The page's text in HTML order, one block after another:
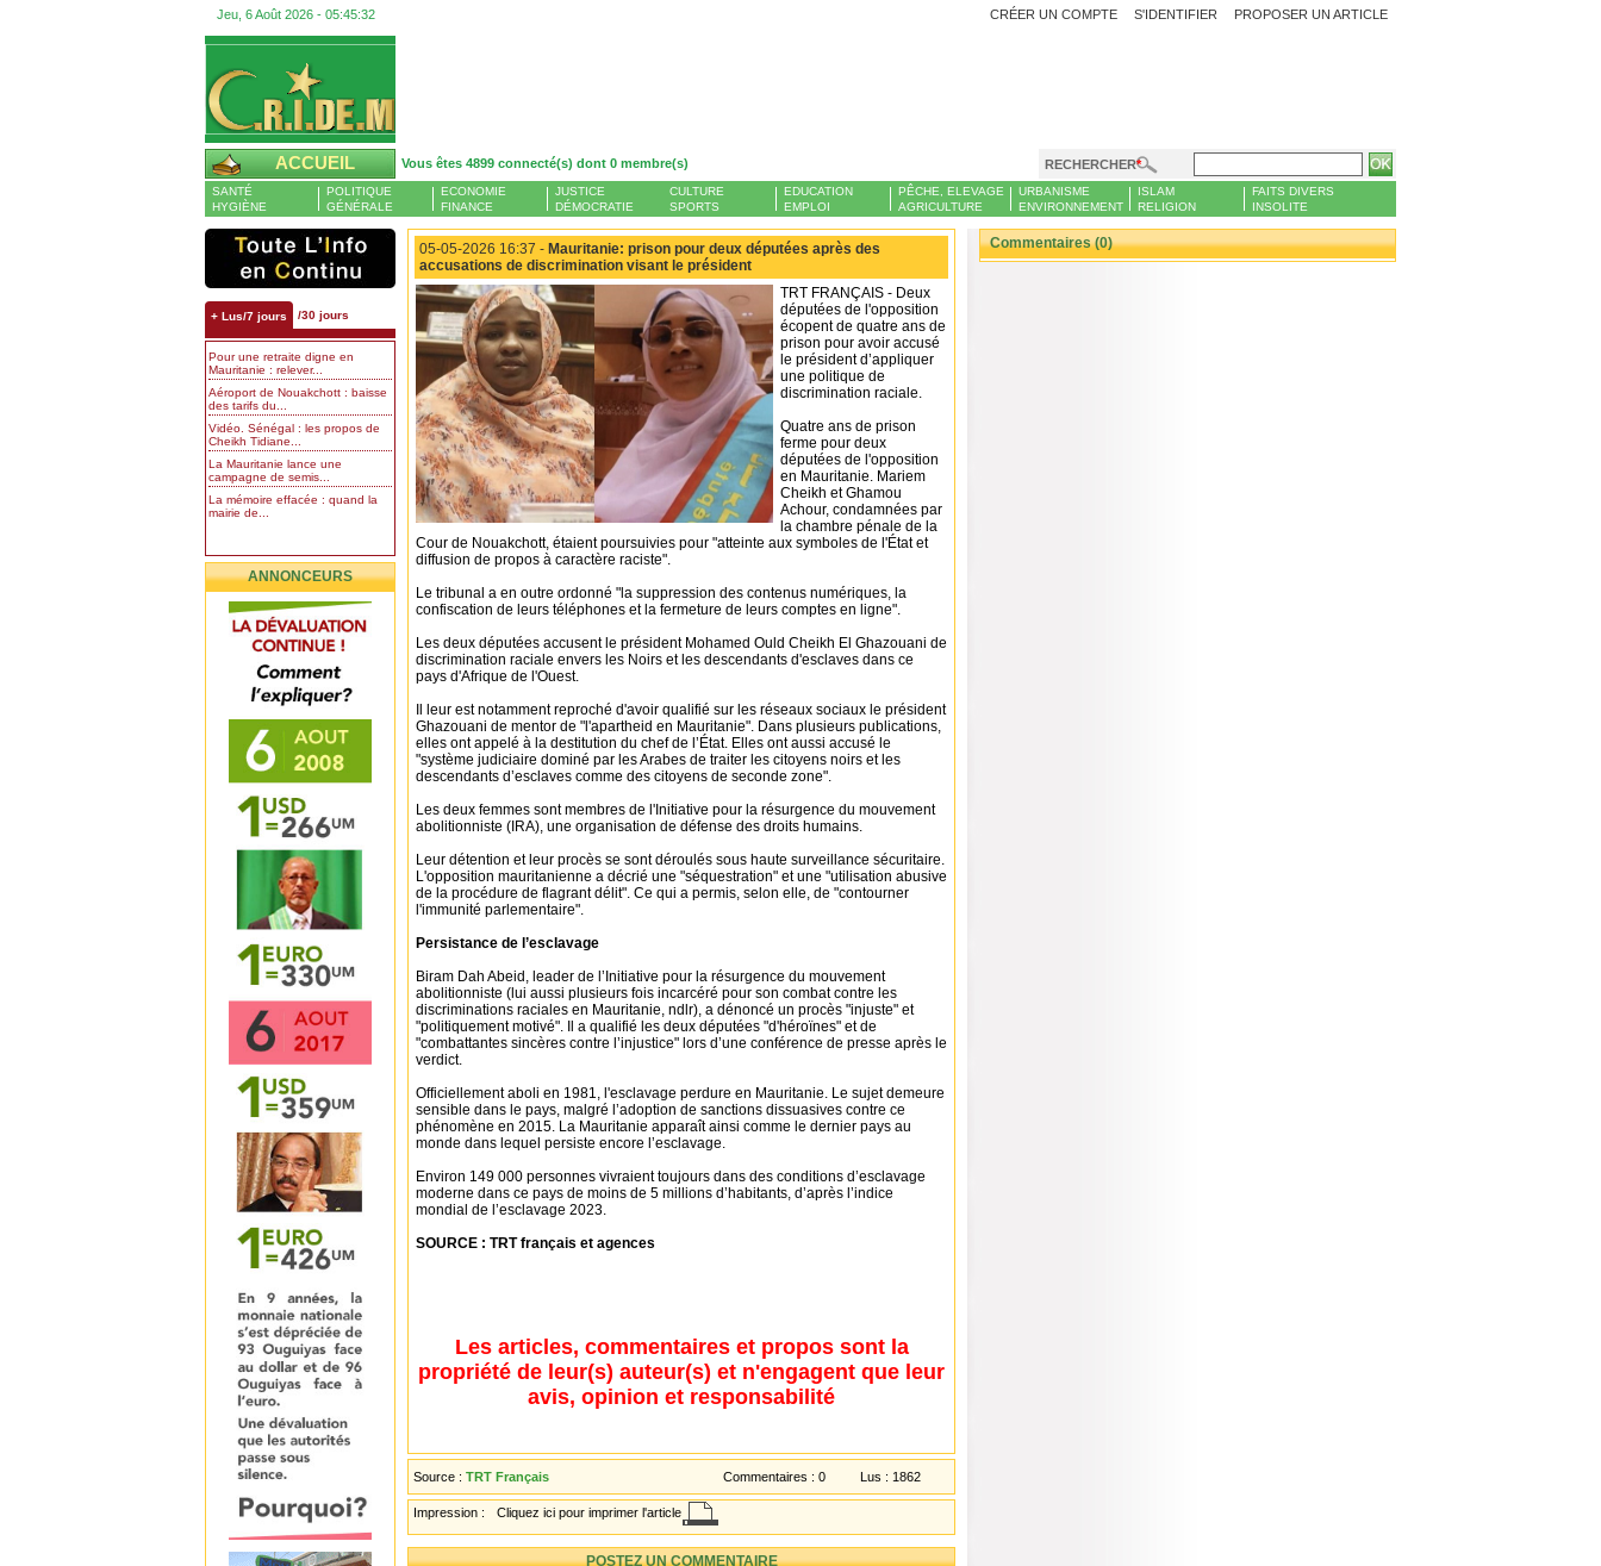
Jeu, 6 Août 2026 - 05:45:33 PROPOSER UN ARTICLE
CRÉER UN COMPTE S'IDENTIFIER
ACCUEIL Vous êtes 4899 connecté(s) dont 0 membre(s) RECHERCHER
SANTÉ
HYGIÈNE
POLITIQUE
GÉNÉRALE
ECONOMIE
FINANCE
JUSTICE
DÉMOCRATIE
CULTURE
SPORTS
EDUCATION
EMPLOI
PÊCHE, ELEVAGE
AGRICULTURE
URBANISME
ENVIRONNEMENT
ISLAM
RELIGION
FAITS DIVERS
INSOLITE
+ Lus/7 jours /30 jours
Pour une retraite digne en
Mauritanie : relever...
Aéroport de Nouakchott : baisse
des tarifs du...
Vidéo. Sénégal : les propos de
Cheikh Tidiane...
La Mauritanie lance une
campagne de semis...
La mémoire effacée : quand la
mairie de...
ANNONCEURS
05-05-2026 16:37 - Mauritanie: prison pour deux députées après des
accusations de discrimination visant le président
TRT FRANÇAIS - Deux
députées de l'opposition
écopent de quatre ans de
prison pour avoir accusé
le président d’appliquer
une politique de
discrimination raciale.
Quatre ans de prison
ferme pour deux
députées de l'opposition
en Mauritanie. Mariem
Cheikh et Ghamou
Achour, condamnées par
la chambre pénale de la
Cour de Nouakchott, étaient poursuivies pour "atteinte aux symboles de l'État et
diffusion de propos à caractère raciste".
Le tribunal a en outre ordonné "la suppression des contenus numériques, la
confiscation de leurs téléphones et la fermeture de leurs comptes en ligne".
Les deux députées accusent le président Mohamed Ould Cheikh El Ghazouani de
discrimination raciale envers les Noirs et les descendants d'esclaves dans ce
pays d'Afrique de l'Ouest.
Il leur est notamment reproché d'avoir qualifié sur les réseaux sociaux le président
Ghazouani de mentor de "l'apartheid en Mauritanie". Dans plusieurs publications,
elles ont appelé à la destitution du chef de l’État. Elles ont aussi accusé le
"système judiciaire dominé par les Arabes de traiter les citoyens noirs et les
descendants d’esclaves comme des citoyens de seconde zone".
Les deux femmes sont membres de l'Initiative pour la résurgence du mouvement
abolitionniste (IRA), une organisation de défense des droits humains.
Leur détention et leur procès se sont déroulés sous haute surveillance sécuritaire.
L'opposition mauritanienne a décrié une "séquestration" et une "utilisation abusive
de la procédure de flagrant délit". Ce qui a permis, selon elle, de "contourner
l'immunité parlementaire".
Persistance de l’esclavage
Biram Dah Abeid, leader de l’Initiative pour la résurgence du mouvement
abolitionniste (lui aussi plusieurs fois incarcéré pour son combat contre les
discriminations raciales en Mauritanie, ndlr), a dénoncé un procès "injuste" et
"politiquement motivé". Il a qualifié les deux députées "d'héroïnes" et de
"combattantes sincères contre l’injustice" lors d’une conférence de presse après le
verdict.
Officiellement aboli en 1981, l'esclavage perdure en Mauritanie. Le sujet demeure
sensible dans le pays, malgré l’adoption de sanctions dissuasives contre ce
phénomène en 2015. La Mauritanie apparaît ainsi comme le dernier pays au
monde dans lequel persiste encore l’esclavage.
Environ 149 000 personnes vivraient toujours dans des conditions d’esclavage
moderne dans ce pays de moins de 5 millions d’habitants, d’après l’indice
mondial de l’esclavage 2023.
SOURCE : TRT français et agences
Les articles, commentaires et propos sont la
propriété de leur(s) auteur(s) et n'engagent que leur
avis, opinion et responsabilité
Source : TRT Français Commentaires : 0 Lus : 1862
Impression : Cliquez ici pour imprimer l'article
POSTEZ UN COMMENTAIRE
Commentaires (0)